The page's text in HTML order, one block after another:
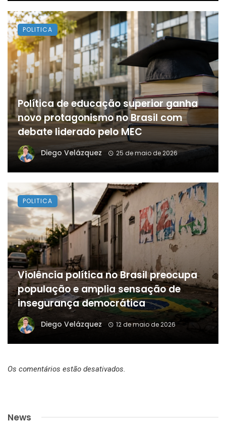
Política de educação superior ganha
novo protagonismo no Brasil com
debate liderado pelo MEC
Diego Velázquez 25 de maio de 2026
POLITICA
Violência política no Brasil preocupa
população e amplia sensação de
insegurança democrática
Diego Velázquez 12 de maio de 2026
POLITICA
Os comentários estão desativados.
News